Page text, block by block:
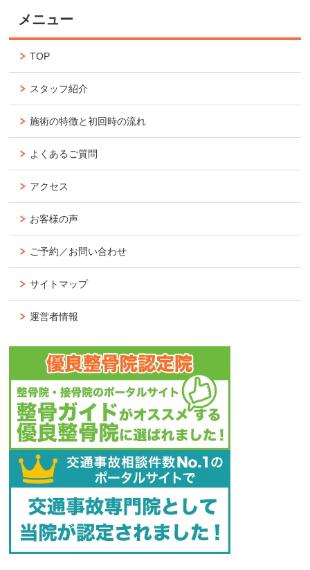
メニュー
TOP
スタッフ紹介
施術の特徴と初回時の流れ
よくあるご質問
アクセス
お客様の声
ご予約／お問い合わせ
サイトマップ
運営者情報